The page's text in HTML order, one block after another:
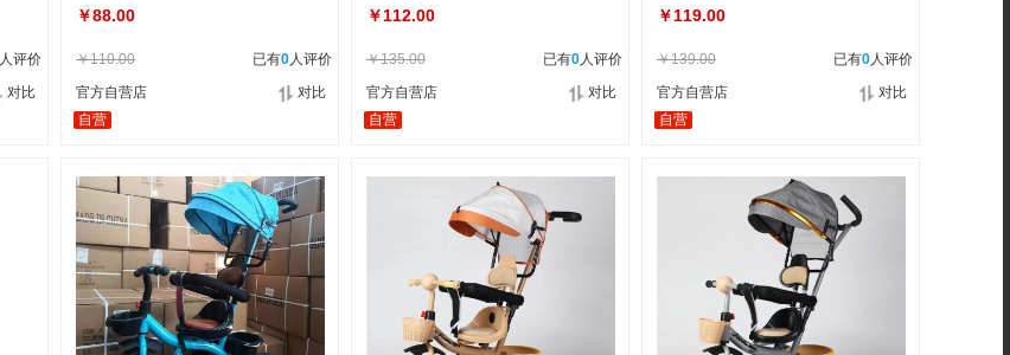
人评价
对比
￥88.00
￥110.00 已有0人评价
官方自营店
对比
自营
￥112.00
￥135.00 已有0人评价
官方自营店
对比
自营
￥119.00
￥139.00 已有0人评价
官方自营店
对比
自营